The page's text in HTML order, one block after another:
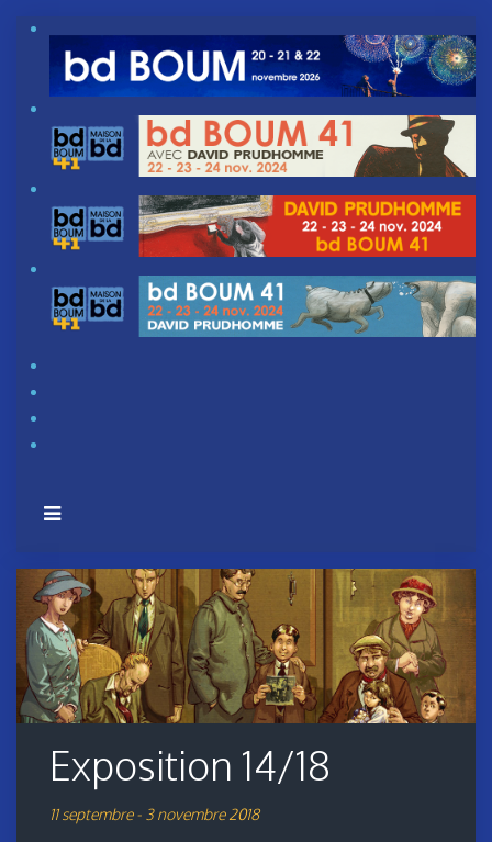
Exposition 14/18
11 septembre - 3 novembre 2018